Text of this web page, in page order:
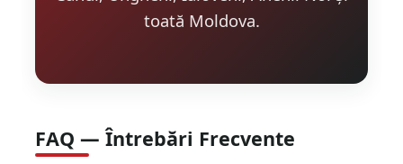
toată Moldova.
FAQ — Întrebări Frecvente